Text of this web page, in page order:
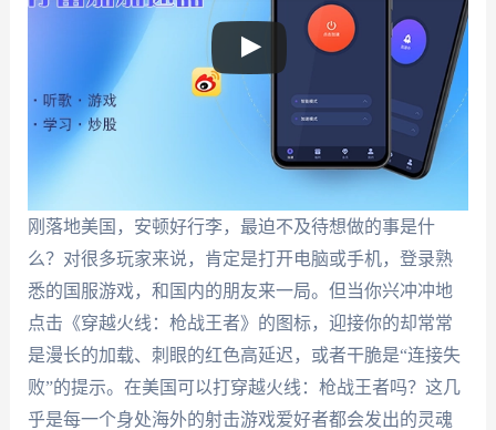
刚落地美国，安顿好行李，最迫不及待想做的事是什
么？对很多玩家来说，肯定是打开电脑或手机，登录熟
悉的国服游戏，和国内的朋友来一局。但当你兴冲冲地
点击《穿越火线：枪战王者》的图标，迎接你的却常常
是漫长的加载、刺眼的红色高延迟，或者干脆是“连接失
败”的提示。在美国可以打穿越火线：枪战王者吗？这几
乎是每一个身处海外的射击游戏爱好者都会发出的灵魂